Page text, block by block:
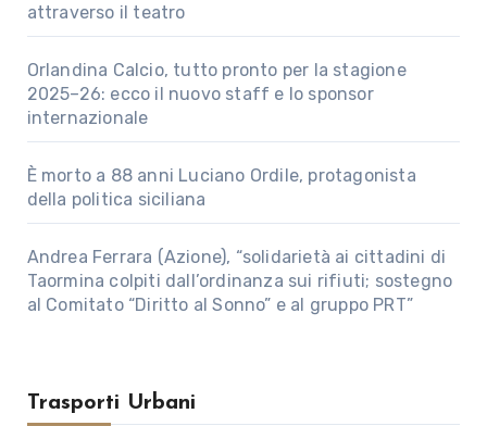
attraverso il teatro
Orlandina Calcio, tutto pronto per la stagione
2025–26: ecco il nuovo staff e lo sponsor
internazionale
È morto a 88 anni Luciano Ordile, protagonista
della politica siciliana
Andrea Ferrara (Azione), “solidarietà ai cittadini di
Taormina colpiti dall’ordinanza sui rifiuti; sostegno
al Comitato “Diritto al Sonno” e al gruppo PRT”
Trasporti Urbani